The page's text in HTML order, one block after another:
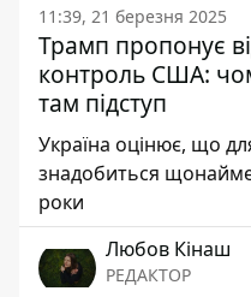
11:39, 21 березня 2025
Трамп пропонує
контроль США:
там підступ
Україна оцінює, що
знадобиться
роки
Любов Кінаш
РЕДАКТОР